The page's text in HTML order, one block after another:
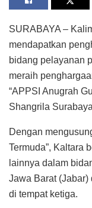
SURABAYA –
mendapatkan
bidang pelayanan
meraih
“APPSI Anugrah
Shangrila
Dengan
Termuda”, Kaltara
lainnya dalam
Jawa Barat (Jabar)
di tempat ketiga.